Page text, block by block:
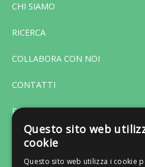
CHI SIAMO
RICERCA
COLLABORA CON NOI
CONTATTI
PRIVACY
Via F. Bonfiglio 33 - 46042
Questo sito web
cookie
Questo sito web utilizza i cookie